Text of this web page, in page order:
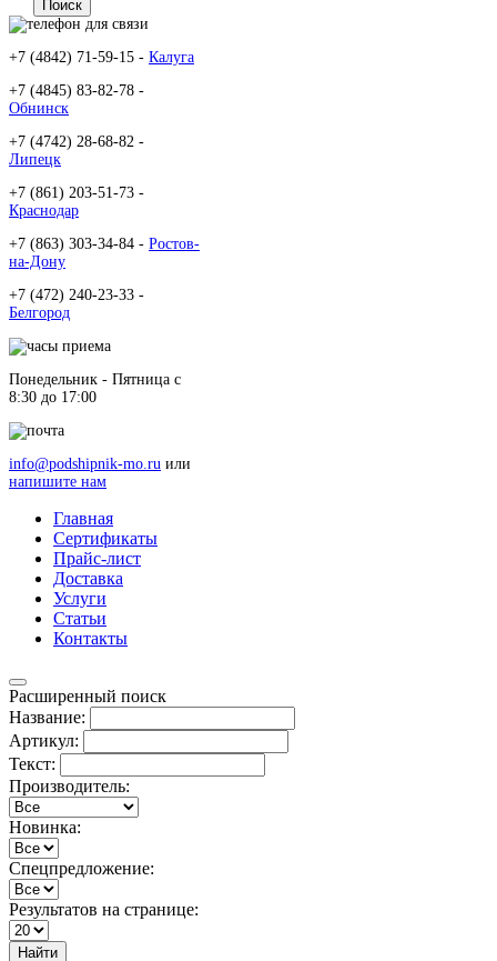
+7 (4842) 71-59-15 - Калуга
+7 (4845) 83-82-78 -
Обнинск
+7 (4742) 28-68-82 -
Липецк
+7 (861) 203-51-73 -
Краснодар
+7 (863) 303-34-84 - Ростов-
на-Дону
+7 (472) 240-23-33 -
Белгород
Понедельник - Пятница c
8:30 до 17:00
info@podshipnik-mo.ru или
напишите нам
Главная
Сертификаты
Прайс-лист
Доставка
Услуги
Статьи
Контакты
Расширенный поиск
Название:
Артикул:
Текст:
Производитель:
Новинка:
Спецпредложение:
Результатов на странице:
Найти